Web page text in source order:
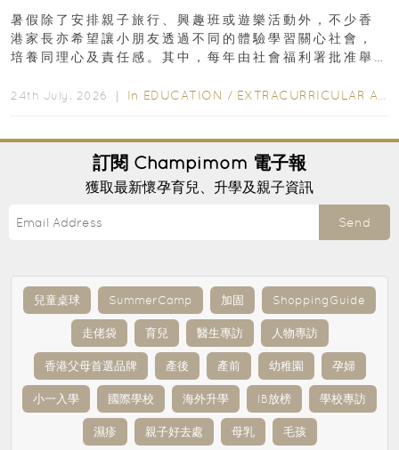
暑假除了安排親子旅行、興趣班或遊樂活動外，不少香
港家長亦希望讓小朋友透過不同的體驗學習關心社會，
培養同理心及責任感。其中，每年由社會福利署批准舉
24th July, 2026 ｜ In EDUCATION / EXTRACURRICULAR ACTIVITIES
訂閱 Champimom 電子報
獲取最新懷孕育兒、升學及親子資訊
Send
兒童桌球 SummerCamp 加固 ShoppingGuide
走佬袋 育兒 醫生專訪 人物專訪
香港父母首選品牌 產後 產前 幼稚園 孕婦
小一入學 國際學校 海外升學 IB放榜 學校專訪
濕疹 親子好去處 母乳 毛孩